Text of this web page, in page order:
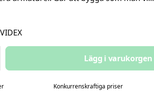
VIDEX
Lägg i varukorgen
Konkurrenskraftiga priser